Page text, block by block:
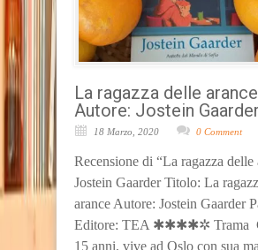
La ragazza delle
Autore: Jostein Gaarder
18 Marzo, 2020 0 Comment
Recensione di “La ragazza delle
Jostein Gaarder Titolo: La
arance Autore: Jostein Gaarder
Editore: TEA ✱✱✱✱✲ Trama
15 anni, vive ad Oslo con sua